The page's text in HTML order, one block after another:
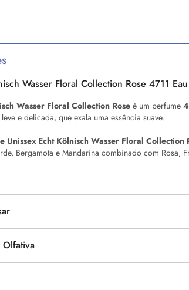
Wasser Floral Collection Rose 4711
Wasser Floral Collection Rose é um perfume
e delicada, que exala uma essência suave.
Unissex Echt Kölnisch Wasser Floral Collection
Bergamota e Mandarina combinado com Rosa,
Olfativa